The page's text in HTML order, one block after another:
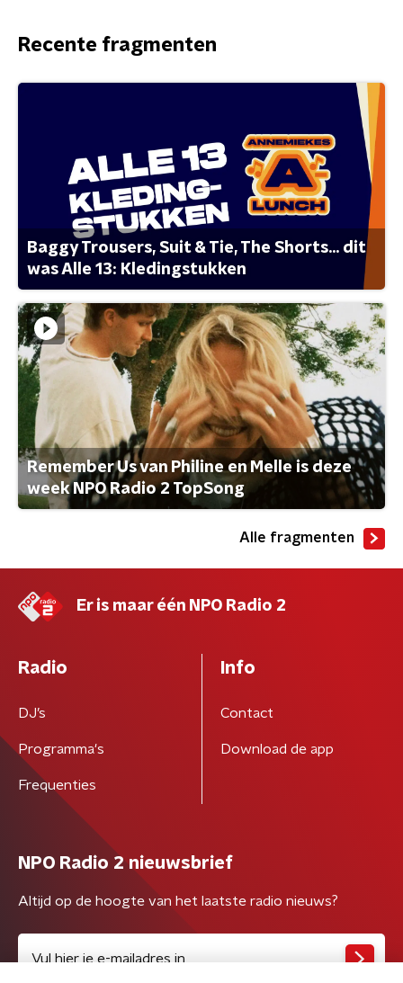
Recente fragmenten
Baggy Trousers, Suit & Tie, The Shorts... dit
was Alle 13: Kledingstukken
Remember Us van Philine en Melle is deze
week NPO Radio 2 TopSong
Alle fragmenten
Er is maar één NPO Radio 2
Radio
DJ’s
Programma's
Frequenties
Info
Contact
Download de app
NPO Radio 2 nieuwsbrief
Altijd op de hoogte van het laatste radio nieuws?